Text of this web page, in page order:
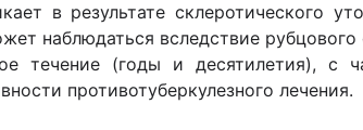
в результате склеротического
наблюдаться вследствие рубцового
течение (годы и десятилетия), с
противотуберкулезного лечения.